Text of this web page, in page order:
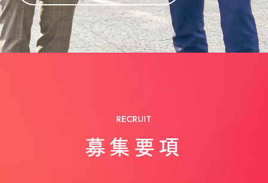
RECRUIT
募集要項